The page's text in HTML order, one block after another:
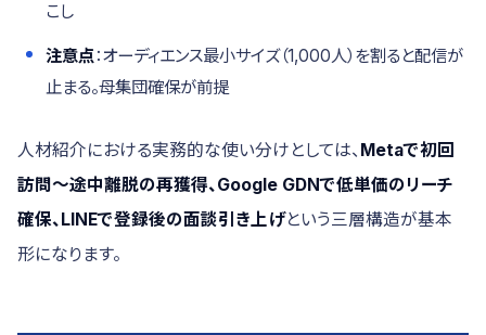
こし
注意点 ：オーディエンス最小サイズ（1,000人）を割ると配信が
止まる。母集団確保が前提
人材紹介における実務的な使い分けとしては、 Metaで初回
訪問〜途中離脱の再獲得、Google GDNで低単価のリーチ
確保、LINEで登録後の面談引き上げという三層構造が基本
形になります。